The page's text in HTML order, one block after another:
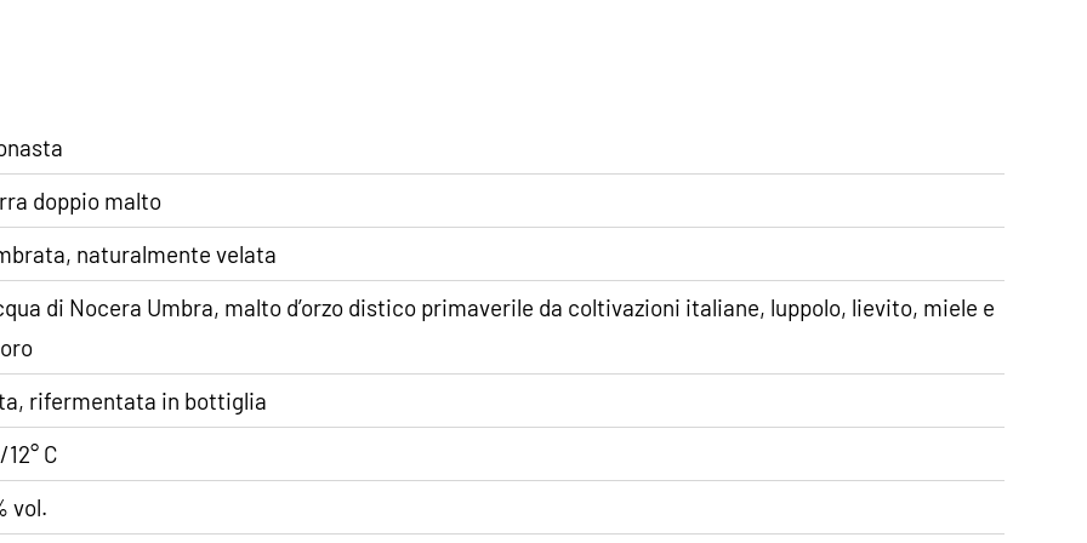
doppio malto
naturalmente velata
di Nocera Umbra, malto d’orzo distico primaverile da coltivazioni italiane, luppolo, lievito, miele e
rifermentata in bottiglia
12° C
vol.